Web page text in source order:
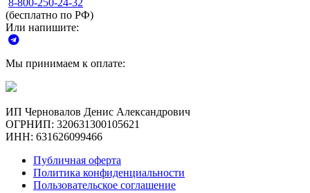
8-800-250-24-32
(бесплатно по РФ)
Или напишите:
Мы принимаем к оплате:
ИП Черновалов Денис Александрович
ОГРНИП: 320631300105621
ИНН: 631626099466
Публичная оферта
Политика конфиденциальности
Пользовательское соглашение